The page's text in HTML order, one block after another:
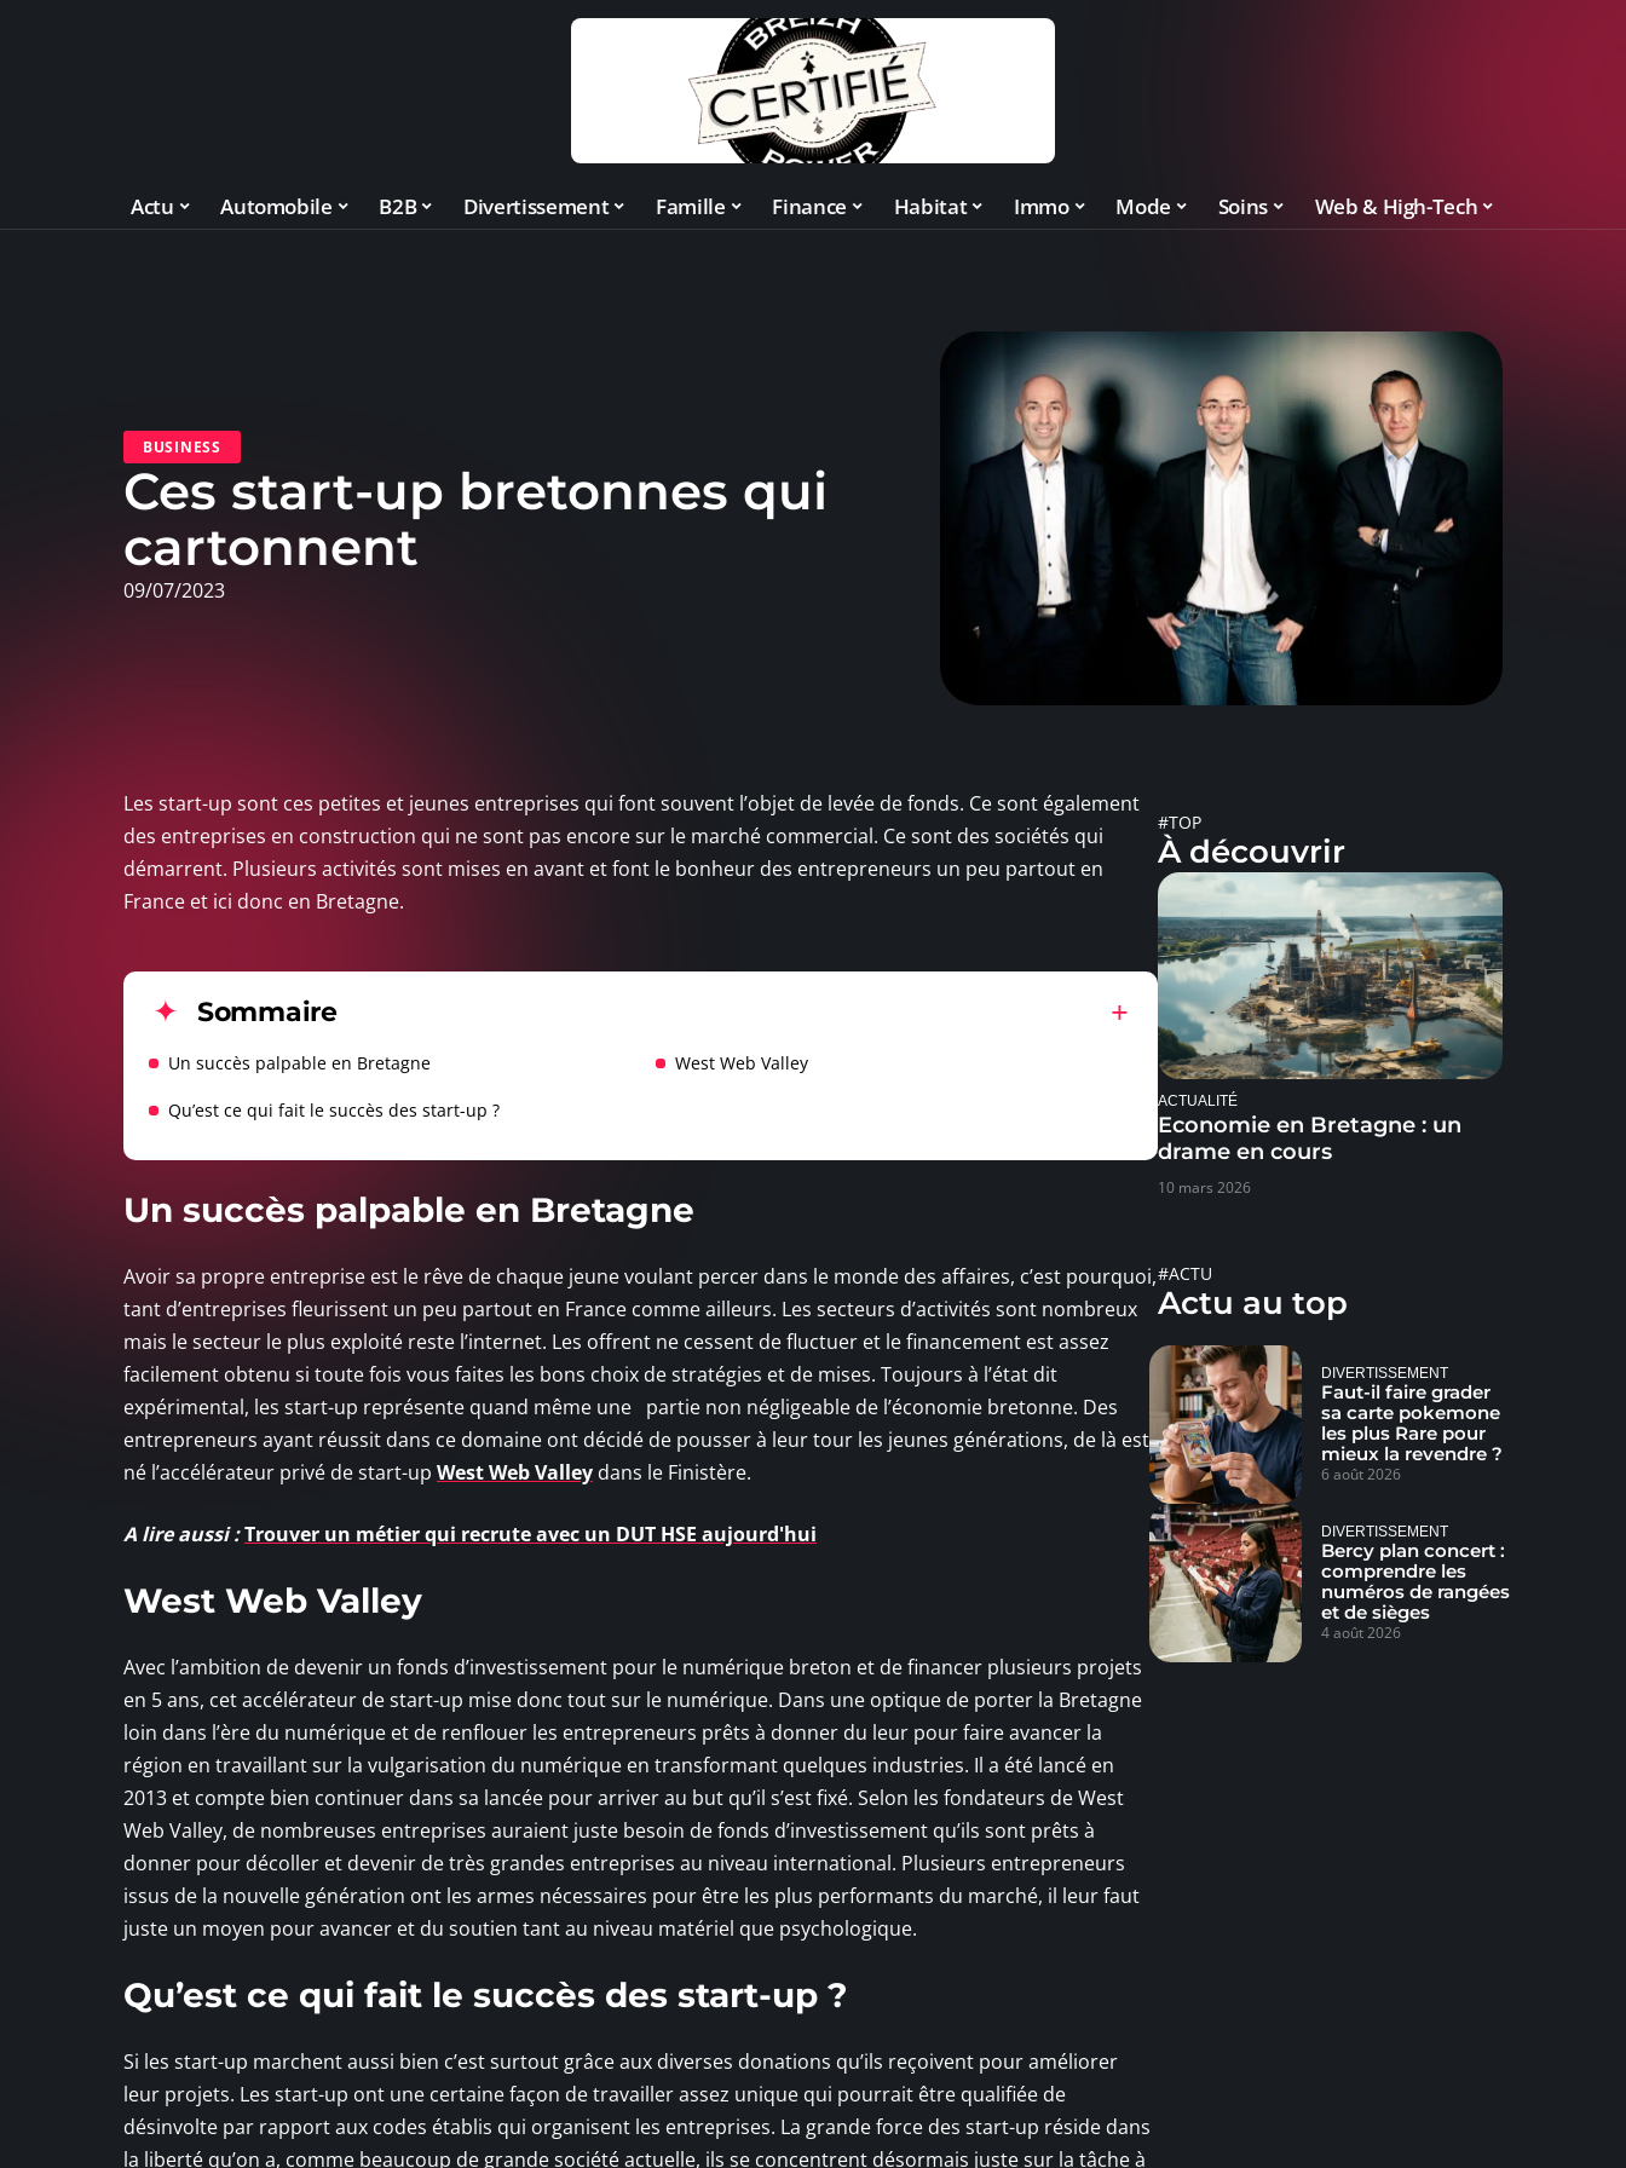
Actu Automobile B2B Divertissement Famille Finance Habitat Immo Mode Soins Web & High-Tech
BUSINESS
Ces start-up bretonnes qui
cartonnent
09/07/2023
Les start-up sont ces petites et jeunes entreprises qui font souvent l’objet de levée de fonds. Ce sont également
des entreprises en construction qui ne sont pas encore sur le marché commercial. Ce sont des sociétés qui
démarrent. Plusieurs activités sont mises en avant et font le bonheur des entrepreneurs un peu partout en
France et ici donc en Bretagne.
Sommaire
Un succès palpable en Bretagne West Web Valley
Qu’est ce qui fait le succès des start-up ?
Un succès palpable en Bretagne
Avoir sa propre entreprise est le rêve de chaque jeune voulant percer dans le monde des affaires, c’est pourquoi,
tant d’entreprises fleurissent un peu partout en France comme ailleurs. Les secteurs d’activités sont nombreux
mais le secteur le plus exploité reste l’internet. Les offrent ne cessent de fluctuer et le financement est assez
facilement obtenu si toute fois vous faites les bons choix de stratégies et de mises. Toujours à l’état dit
expérimental, les start-up représente quand même une partie non négligeable de l’économie bretonne. Des
entrepreneurs ayant réussit dans ce domaine ont décidé de pousser à leur tour les jeunes générations, de là est
né l’accélérateur privé de start-up West Web Valley dans le Finistère.
A lire aussi :Trouver un métier qui recrute avec un DUT HSE aujourd'hui
West Web Valley
Avec l’ambition de devenir un fonds d’investissement pour le numérique breton et de financer plusieurs projets
en 5 ans, cet accélérateur de start-up mise donc tout sur le numérique. Dans une optique de porter la Bretagne
loin dans l’ère du numérique et de renflouer les entrepreneurs prêts à donner du leur pour faire avancer la
région en travaillant sur la vulgarisation du numérique en transformant quelques industries. Il a été lancé en
2013 et compte bien continuer dans sa lancée pour arriver au but qu’il s’est fixé. Selon les fondateurs de West
Web Valley, de nombreuses entreprises auraient juste besoin de fonds d’investissement qu’ils sont prêts à
donner pour décoller et devenir de très grandes entreprises au niveau international. Plusieurs entrepreneurs
issus de la nouvelle génération ont les armes nécessaires pour être les plus performants du marché, il leur faut
juste un moyen pour avancer et du soutien tant au niveau matériel que psychologique.
Qu’est ce qui fait le succès des start-up ?
Si les start-up marchent aussi bien c’est surtout grâce aux diverses donations qu’ils reçoivent pour améliorer
leur projets. Les start-up ont une certaine façon de travailler assez unique qui pourrait être qualifiée de
désinvolte par rapport aux codes établis qui organisent les entreprises. La grande force des start-up réside dans
la liberté qu’on a, comme beaucoup de grande société actuelle, ils se concentrent désormais juste sur la tâche à
#TOP
À découvrir
ACTUALITÉ
Economie en Bretagne : un
drame en cours
10 mars 2026
#ACTU
Actu au top
DIVERTISSEMENT
Faut-il faire grader
sa carte pokemone
les plus Rare pour
mieux la revendre ?
6 août 2026
DIVERTISSEMENT
Bercy plan concert :
comprendre les
numéros de rangées
et de sièges
4 août 2026